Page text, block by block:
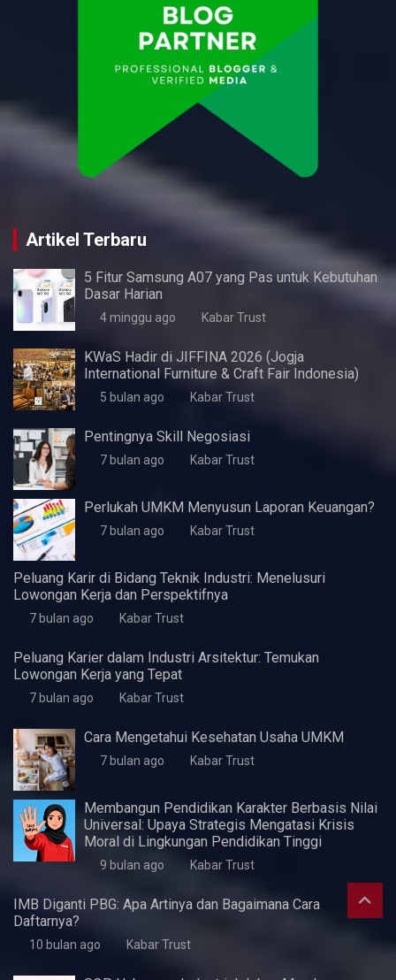
Artikel Terbaru
5 Fitur Samsung A07 yang Pas untuk Kebutuhan
Dasar Harian
4 minggu ago Kabar Trust
KWaS Hadir di JIFFINA 2026 (Jogja
International Furniture & Craft Fair Indonesia)
5 bulan ago Kabar Trust
Pentingnya Skill Negosiasi
Perlukah UMKM Menyusun Laporan Keuangan?
7 bulan ago Kabar Trust
Peluang Karir di Bidang Teknik Industri: Menelusuri
Lowongan Kerja dan Perspektifnya
7 bulan ago Kabar Trust